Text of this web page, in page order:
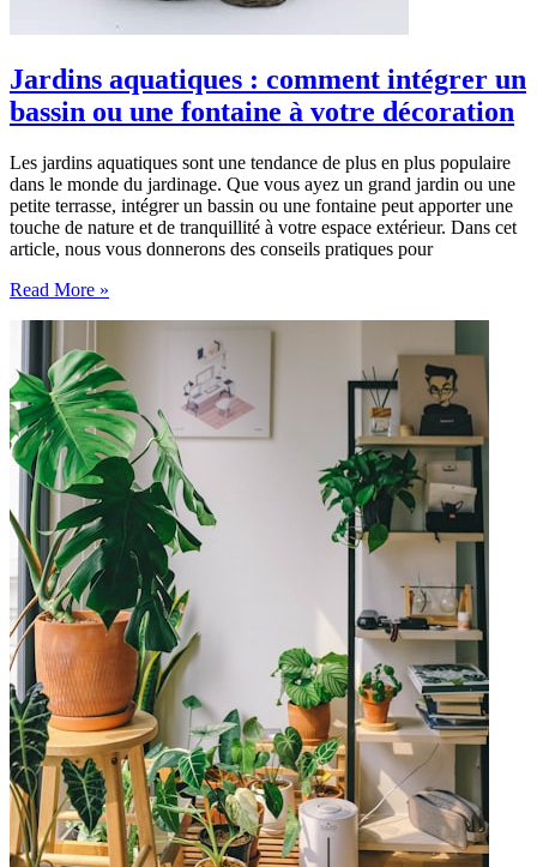
Jardins aquatiques : comment intégrer un
bassin ou une fontaine à votre décoration
Les jardins aquatiques sont une tendance de plus en plus populaire
dans le monde du jardinage. Que vous ayez un grand jardin ou une
petite terrasse, intégrer un bassin ou une fontaine peut apporter une
touche de nature et de tranquillité à votre espace extérieur. Dans cet
article, nous vous donnerons des conseils pratiques pour
Jardins
comment
intégrer
un
bassin
ou
une
fontaine
à
votre
décoration
Read More »